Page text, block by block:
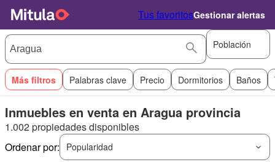
Tus favoritosGestionar alertas
Población
Más filtros Palabras clave Precio Dormitorios Baños
Inmuebles en venta en Aragua provincia
1.002 propiedades disponibles
Ordenar por:
Popularidad